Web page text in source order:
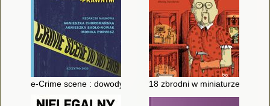
e-Crime scene : dowody w ujęciu kryminalistyczno-prawnym
18 zbrodni w miniaturze :